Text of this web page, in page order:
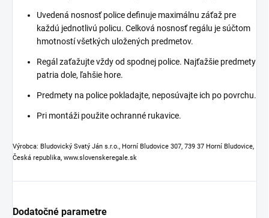
Uvedená nosnosť police definuje maximálnu záťaž pre
každú jednotlivú policu. Celková nosnosť regálu je súčtom
hmotností všetkých uložených predmetov.
Regál zaťažujte vždy od spodnej police. Najťažšie predmety
patria dole, ľahšie hore.
Predmety na police pokladajte, neposúvajte ich po povrchu.
Pri montáži použite ochranné rukavice.
Výrobca: Bludovický Svatý Ján s.r.o., Horní Bludovice 307, 739 37 Horní Bludovice,
Česká republika, www.slovenskeregale.sk
Dodatočné parametre